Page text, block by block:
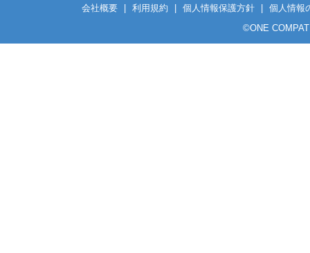
会社概要 利用規約 個人情報保護方針
個人情報
©ONE